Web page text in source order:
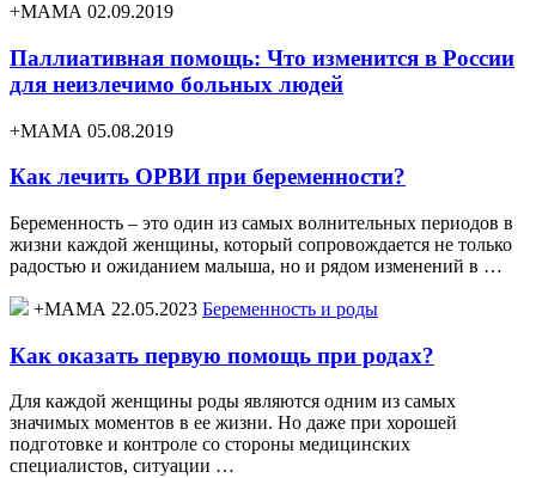
+МАМА 02.09.2019
Паллиативная помощь: Что изменится в России
для неизлечимо больных людей
+МАМА 05.08.2019
Как лечить ОРВИ при беременности?
Беременность – это один из самых волнительных периодов в
жизни каждой женщины, который сопровождается не только
радостью и ожиданием малыша, но и рядом изменений в …
+МАМА 22.05.2023 Беременность и роды
Как оказать первую помощь при родах?
Для каждой женщины роды являются одним из самых
значимых моментов в ее жизни. Но даже при хорошей
подготовке и контроле со стороны медицинских
специалистов, ситуации …